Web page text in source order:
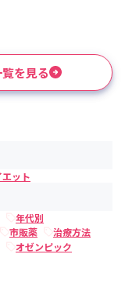
を見る
ット
年代別
市販薬
治療方法
オゼンピック